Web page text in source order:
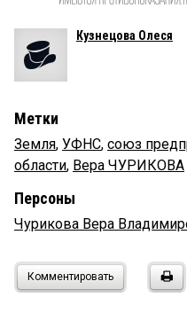
Кузнецова Олеся
Метки
Земля, УФНС, союз
области, Вера ЧУРИКОВА
Персоны
Чурикова Вера
Комментировать